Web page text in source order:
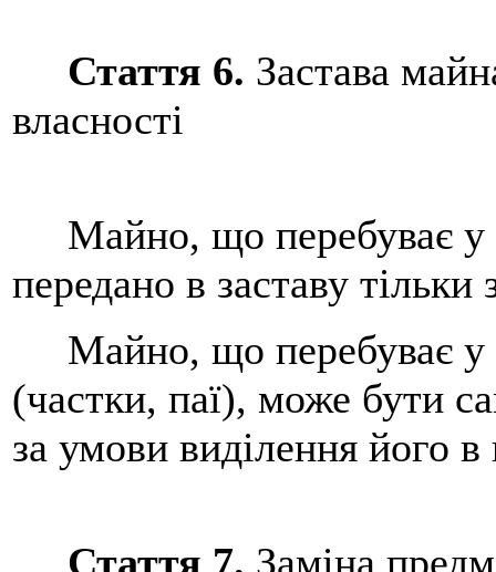
Стаття 6. Застава
власності
Майно, що перебуває у
передано в заставу тільки
Майно, що перебуває у
(частки, паї), може бути
за умови виділення його в
Стаття 7. Заміна